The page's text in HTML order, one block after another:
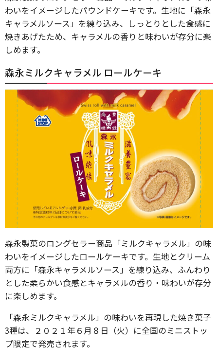
わいをイメージしたパウンドケーキです。生地に「森永
キャラメルソース」を練り込み、しっとりとした食感に
焼きあげたため、キャラメルの香りと味わいが存分に楽
しめます。
森永ミルクキャラメル ロールケーキ
森永製菓のロングセラー商品「ミルクキャラメル」の味
わいをイメージしたロールケーキです。生地とクリーム
両方に「森永キャラメルソース」を練り込み、ふんわり
とした柔らかい食感とキャラメルの香り・味わいが存分
に楽しめます。
「森永ミルクキャラメル」の味わいを再現した焼き菓子
3種は、２０２１年６月８日（火）に全国のミニストッ
プ限定で発売されます。